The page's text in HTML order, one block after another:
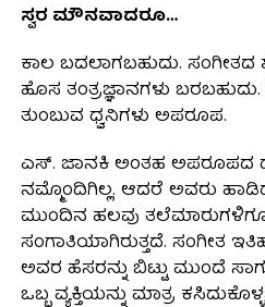
ಸ್ವರ ಮೌನವಾದರೂ…
ಕಾಲ ಬದಲಾಗಬಹುದು. ಸಂಗೀತದ
ಹೊಸ ತಂತ್ರಜ್ಞಾನಗಳು
ತುಂಬುವ ಧ್ವನಿಗಳು ಅಪರೂಪ.
ಎಸ್. ಜಾನಕಿ ಅಂತಹ ಅಪರೂಪದ
ನಮ್ಮೊಂದಿಗಿಲ್ಲ. ಆದರೆ ಅವರು
ಮುಂದಿನ ಹಲವು
ಸಂಗಾತಿಯಾಗಿರುತ್ತದೆ. ಸಂಗೀತ
ಅವರ ಹೆಸರನ್ನು ಬಿಟ್ಟು ಮುಂದೆ
ಒಬ್ಬ ವ್ಯಕ್ತಿಯನ್ನು ಮಾತ್ರ